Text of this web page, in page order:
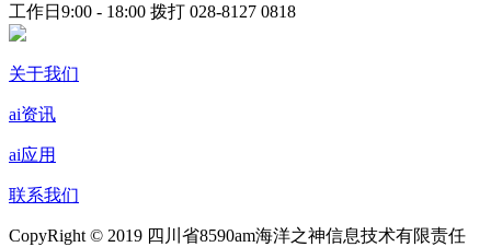
工作日9:00 - 18:00 拨打 028-8127 0818
关于我们
ai资讯
ai应用
联系我们
CopyRight © 2019 四川省8590am海洋之神信息技术有限责任